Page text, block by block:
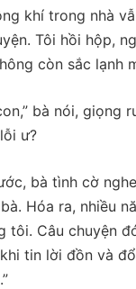
khí trong nhà
Tôi hồi hộp,
còn sắc lạnh
bà nói, giọng
ư?
bà tình cờ
Hóa ra, nhiều
tôi. Câu chuyện
tin lời đồn và